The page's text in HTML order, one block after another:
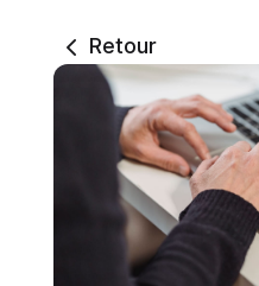
4 Retour